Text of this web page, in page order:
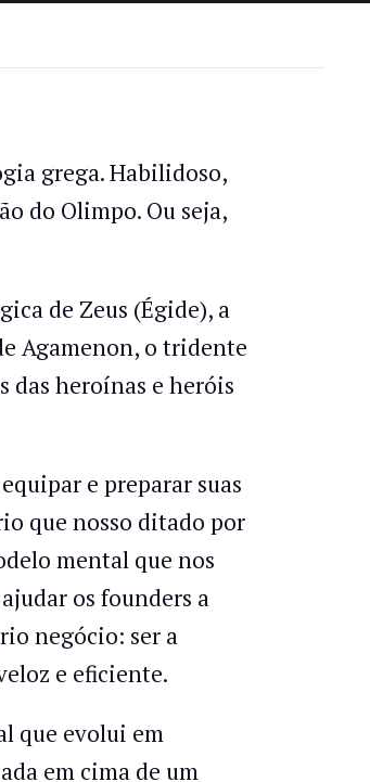
grega. Habilidoso,
do Olimpo. Ou seja,
de Zeus (Égide), a
Agamenon, o tridente
das heroínas e heróis
e preparar suas
que nosso ditado por
mental que nos
os founders a
negócio: ser a
e eficiente.
que evolui em
em cima de um